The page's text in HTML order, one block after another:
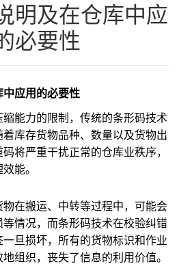
明及在仓库中应
必要性
中应用的必要性
能力的限制，传统的条形码技术
库存货物品种、数量以及货物出
将严重干扰正常的仓库业秩序，
能。
在搬运、中转等过程中，可能会
情况，而条形码技术在校验纠错
旦损坏，所有的货物标识和作业
组织，丧失了信息的利用价值。